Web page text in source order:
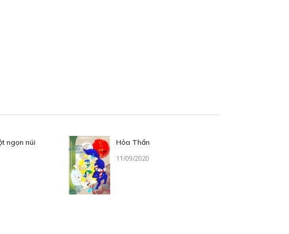
ngọn núi
Hỏa Thần
11/09/2020